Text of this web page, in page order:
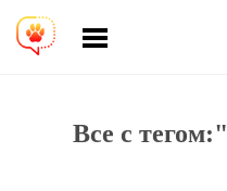
Все с тегом:"